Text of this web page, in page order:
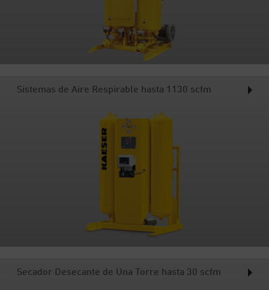
Sistemas de Aire Respirable hasta 1130 scfm
Secador Desecante de Una Torre hasta 30 scfm